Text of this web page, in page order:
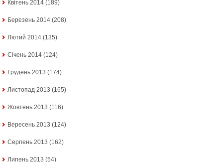
Квітень 2014 (189)
Березень 2014 (208)
Лютий 2014 (135)
Січень 2014 (124)
Грудень 2013 (174)
Листопад 2013 (165)
Жовтень 2013 (116)
Вересень 2013 (124)
Серпень 2013 (162)
Липень 2013 (54)